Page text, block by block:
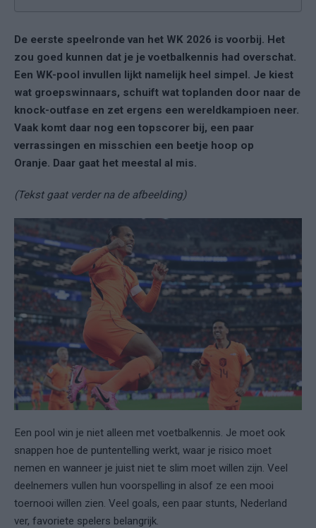
De eerste speelronde van het WK 2026 is voorbij. Het
zou goed kunnen dat je je voetbalkennis had overschat.
Een WK-pool invullen lijkt namelijk heel simpel. Je kiest
wat groepswinnaars, schuift wat toplanden door naar de
knock-outfase en zet ergens een wereldkampioen neer.
Vaak komt daar nog een topscorer bij, een paar
verrassingen en misschien een beetje hoop op
Oranje. Daar gaat het meestal al mis.
(Tekst gaat verder na de afbeelding)
Een pool win je niet alleen met voetbalkennis. Je moet ook
snappen hoe de puntentelling werkt, waar je risico moet
nemen en wanneer je juist niet te slim moet willen zijn. Veel
deelnemers vullen hun voorspelling in alsof ze een mooi
toernooi willen zien. Veel goals, een paar stunts, Nederland
ver, favoriete spelers belangrijk.